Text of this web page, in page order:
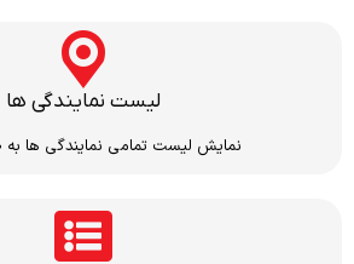
لیست نمایندگی ها
نمایش لیست تمامی نمایندگی ها